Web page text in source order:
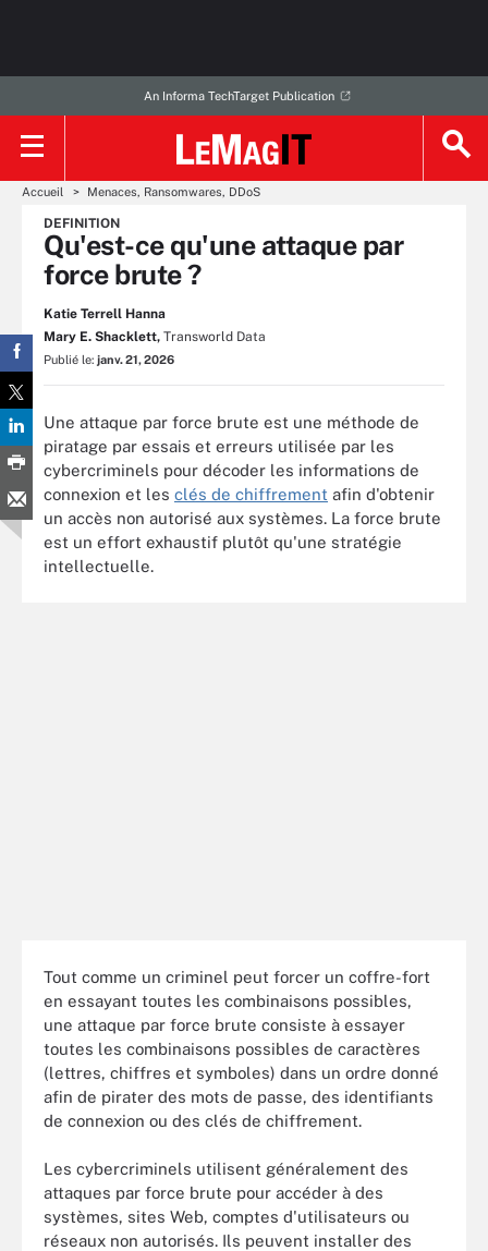
An Informa TechTarget Publication
Accueil Menaces, Ransomwares, DDoS
DEFINITION
Qu'est-ce qu'une attaque par
force brute ?
Katie Terrell Hanna
Mary E. Shacklett, Transworld Data
Publié le: janv. 21, 2026
Une attaque par force brute est une méthode de
piratage par essais et erreurs utilisée par les
cybercriminels pour décoder les informations de
connexion et les clés de chiffrement afin d'obtenir
un accès non autorisé aux systèmes. La force brute
est un effort exhaustif plutôt qu'une stratégie
intellectuelle.
Tout comme un criminel peut forcer un coffre-fort
en essayant toutes les combinaisons possibles,
une attaque par force brute consiste à essayer
toutes les combinaisons possibles de caractères
(lettres, chiffres et symboles) dans un ordre donné
afin de pirater des mots de passe, des identifiants
de connexion ou des clés de chiffrement.
Les cybercriminels utilisent généralement des
attaques par force brute pour accéder à des
systèmes, sites Web, comptes d'utilisateurs ou
réseaux non autorisés. Ils peuvent installer des